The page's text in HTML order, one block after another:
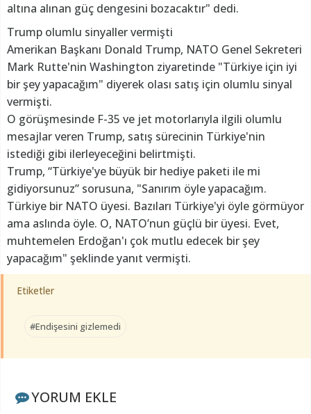
altına alınan güç dengesini bozacaktır" dedi.
Trump olumlu sinyaller vermişti
Amerikan Başkanı Donald Trump, NATO Genel Sekreteri
Mark Rutte'nin Washington ziyaretinde "Türkiye için iyi
bir şey yapacağım" diyerek olası satış için olumlu sinyal
vermişti.
O görüşmesinde F-35 ve jet motorlarıyla ilgili olumlu
mesajlar veren Trump, satış sürecinin Türkiye'nin
istediği gibi ilerleyeceğini belirtmişti.
Trump, “Türkiye'ye büyük bir hediye paketi ile mi
gidiyorsunuz” sorusuna, "Sanırım öyle yapacağım.
Türkiye bir NATO üyesi. Bazıları Türkiye'yi öyle görmüyor
ama aslında öyle. O, NATO’nun güçlü bir üyesi. Evet,
muhtemelen Erdoğan'ı çok mutlu edecek bir şey
yapacağım" şeklinde yanıt vermişti.
Etiketler
#Endişesini gizlemedi
YORUM EKLE